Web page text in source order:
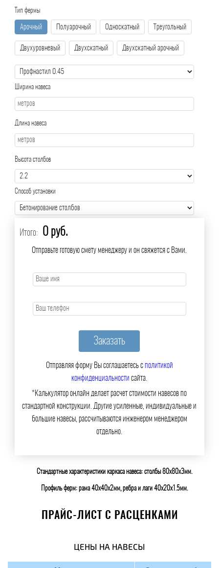
Тип фермы
Арочный Полуарочный Односкатный Треугольный
Двухуровневый Двухскатный Двухскатный арочный
Ширина навеса
Длина навеса
Высота столбов
Способ установки
Итого: 0 руб.
Отправьте готовую смету менеджеру и он свяжется с Вами.
Отправляя форму Вы соглашаетесь сполитикой
конфиденциальности сайта.
*Калькулятор онлайн делает расчет стоимости навесов по
стандартной конструкции. Другие усиленные, индивидуальные и
большие навесы, рассчитываются инженером менеджером
отдельно.
Стандартные характеристики каркаса навеса: столбы 80х80х3мм.
Профиль ферм: рама 40х40х2мм, ребра и лаги 40х20х1.5мм.
ПРАЙС-ЛИСТ С РАСЦЕНКАМИ
ЦЕНЫ НА НАВЕСЫ